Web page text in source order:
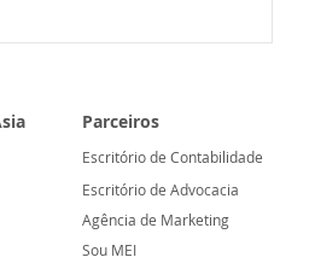
Parceiros
Escritório de Contabilidade
Escritório de Advocacia
Agência de Marketing
Sou MEI